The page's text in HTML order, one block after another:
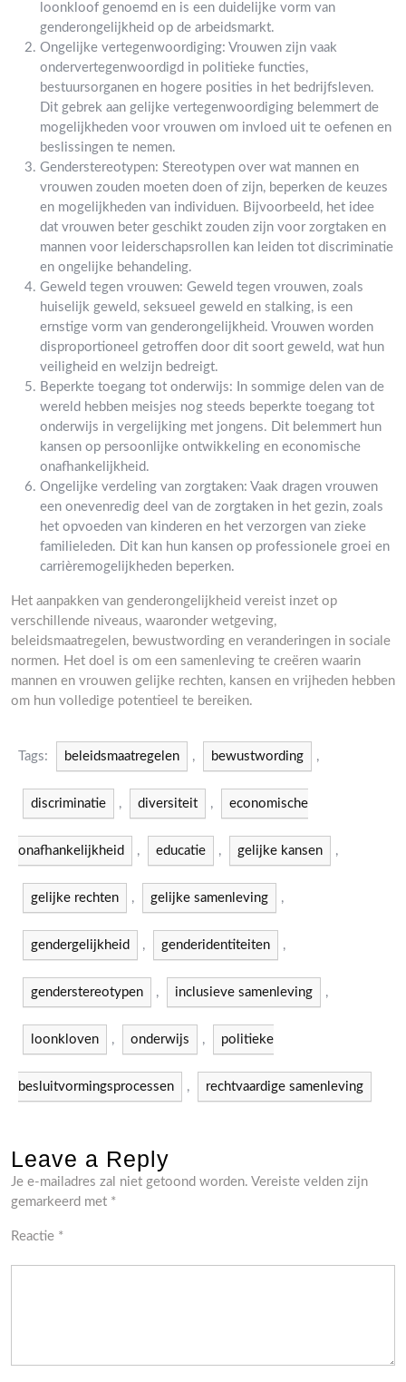
loonkloof genoemd en is een duidelijke vorm van
genderongelijkheid op de arbeidsmarkt.
Ongelijke vertegenwoordiging: Vrouwen zijn vaak
ondervertegenwoordigd in politieke functies,
bestuursorganen en hogere posities in het bedrijfsleven.
Dit gebrek aan gelijke vertegenwoordiging belemmert de
mogelijkheden voor vrouwen om invloed uit te oefenen en
beslissingen te nemen.
Genderstereotypen: Stereotypen over wat mannen en
vrouwen zouden moeten doen of zijn, beperken de keuzes
en mogelijkheden van individuen. Bijvoorbeeld, het idee
dat vrouwen beter geschikt zouden zijn voor zorgtaken en
mannen voor leiderschapsrollen kan leiden tot discriminatie
en ongelijke behandeling.
Geweld tegen vrouwen: Geweld tegen vrouwen, zoals
huiselijk geweld, seksueel geweld en stalking, is een
ernstige vorm van genderongelijkheid. Vrouwen worden
disproportioneel getroffen door dit soort geweld, wat hun
veiligheid en welzijn bedreigt.
Beperkte toegang tot onderwijs: In sommige delen van de
wereld hebben meisjes nog steeds beperkte toegang tot
onderwijs in vergelijking met jongens. Dit belemmert hun
kansen op persoonlijke ontwikkeling en economische
onafhankelijkheid.
Ongelijke verdeling van zorgtaken: Vaak dragen vrouwen
een onevenredig deel van de zorgtaken in het gezin, zoals
het opvoeden van kinderen en het verzorgen van zieke
familieleden. Dit kan hun kansen op professionele groei en
carrièremogelijkheden beperken.
Het aanpakken van genderongelijkheid vereist inzet op
verschillende niveaus, waaronder wetgeving,
beleidsmaatregelen, bewustwording en veranderingen in sociale
normen. Het doel is om een samenleving te creëren waarin
mannen en vrouwen gelijke rechten, kansen en vrijheden hebben
om hun volledige potentieel te bereiken.
Tags: beleidsmaatregelen , bewustwording ,
discriminatie , diversiteit , economische
onafhankelijkheid , educatie , gelijke kansen ,
gelijke rechten , gelijke samenleving ,
gendergelijkheid , genderidentiteiten ,
genderstereotypen , inclusieve samenleving ,
loonkloven , onderwijs , politieke
besluitvormingsprocessen , rechtvaardige samenleving
Leave a Reply
Je e-mailadres zal niet getoond worden. Vereiste velden zijn
gemarkeerd met *
Reactie *